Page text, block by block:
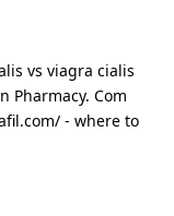
vs viagra cialis
Pharmacy. Com
- where to